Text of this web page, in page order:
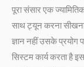
पूरा संसार एक
साथ ट्यून करना
ज्ञान नहीं उसके
सिस्टम कार्य करता है